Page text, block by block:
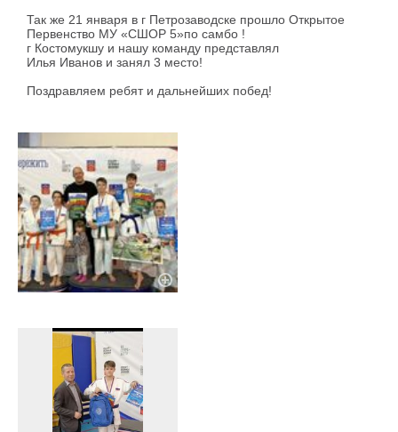
Так же 21 января в г Петрозаводске прошло Открытое
Первенство МУ «СШОР 5»по самбо !
г Костомукшу и нашу команду представлял
Илья Иванов и занял 3 место!
Поздравляем ребят и дальнейших побед!